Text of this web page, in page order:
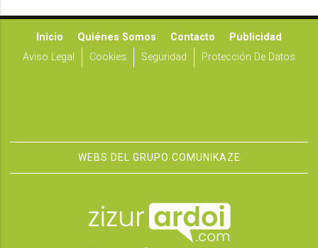
Inicio Quiénes Somos Contacto
Publicidad
Aviso Legal
Cookies Seguridad Protección De Datos
WEBS DEL GRUPO COMUNIKAZE